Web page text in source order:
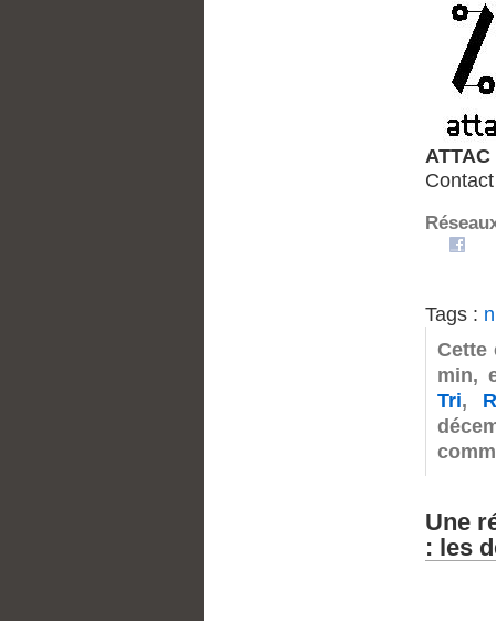
Tags :
Cette
min,
Tri,
Une
: les